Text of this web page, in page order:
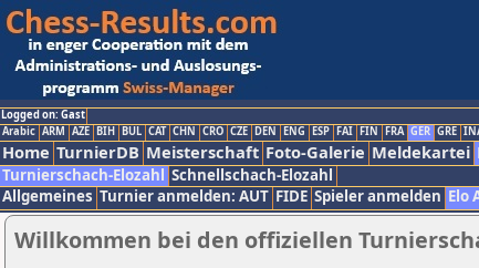
Logged on: Gast
Arabic ARM AZE BIH BUL CAT CHN CRO CZE DEN ENG ESP FAI FIN FRA GER GRE
Home TurnierDB Meisterschaft Foto-Galerie Meldekartei
Turnierschach-Elozahl Schnellschach-Elozahl
Allgemeines Turnier anmelden: AUT FIDE Spieler anmelden Elo
Willkommen bei den offiziellen